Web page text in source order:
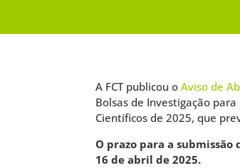
A FCT publicou oAviso de
Bolsas de Investigação
Científicos de 2025, que
O prazo para a
16 de abril de 2025.